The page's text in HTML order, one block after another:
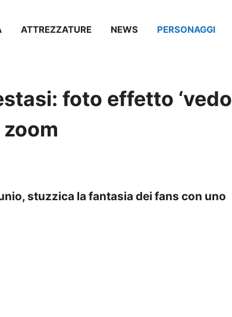
ATTREZZATURE NEWS PERSONAGGI
foto effetto ‘vedo
stuzzica la fantasia dei fans con uno